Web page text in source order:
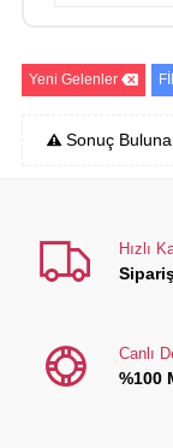
Yeni Gelenler
Sonuç
Hızlı
Canlı
%100